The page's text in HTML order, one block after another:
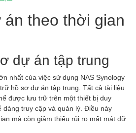
theo thời gian
dự án tập trung
nhất của việc sử dụng NAS Synology
hồ sơ dự án tập trung. Tất cả tài liệu
được lưu trữ trên một thiết bị duy
dàng truy cập và quản lý. Điều này
mà còn giảm thiểu rủi ro mất mát dữ